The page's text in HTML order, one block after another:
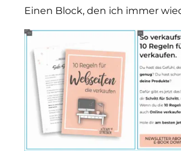
Einen Block, den ich immer